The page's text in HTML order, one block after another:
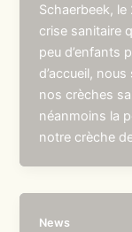
Schaerbeek,
crise sanitaire
peu d’enfants
d’accueil,
nos crèches
néanmoins la
notre crèche
News